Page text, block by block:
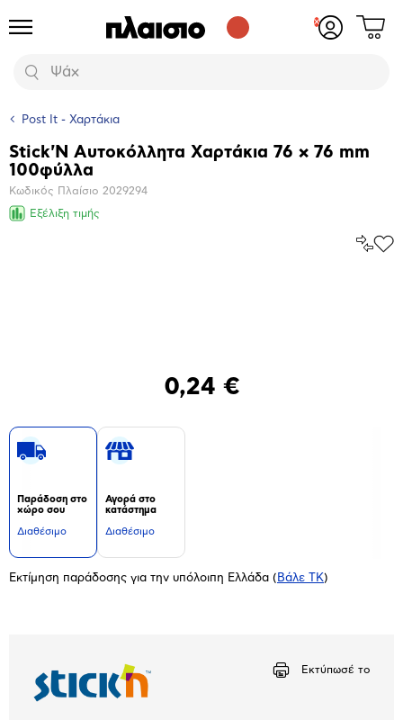
Προϊόντα
Αναζήτηση
Δες
Post It - Χαρτάκια
Βασικά
χαρακτηριστικά
Stick'N Αυτοκόλλητα Χαρτάκια 76 x 76 mm
100φύλλα
Κωδικός Πλαίσιο 2029294
Εξέλιξη τιμής
0,24 €
Παράδοση στο
χώρο σου
Διαθέσιμο
Αγορά στο
κατάστημα
Διαθέσιμο
Εκτίμηση παράδοσης για την υπόλοιπη Ελλάδα ( Βάλε ΤΚ)
Εκτύπωσέ το